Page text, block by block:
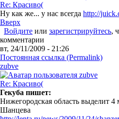
Re: Красиво(
Ну как же... у нас всегда http://
Вверх
Войдите или зарегистрируйтесь,
комментарии
вт, 24/11/2009 - 21:26
Постоянная ссылка (Permalink)
zubve
Re: Красиво(
Гекуба пишет:
Нижегородская область выделит 4
Шанцева